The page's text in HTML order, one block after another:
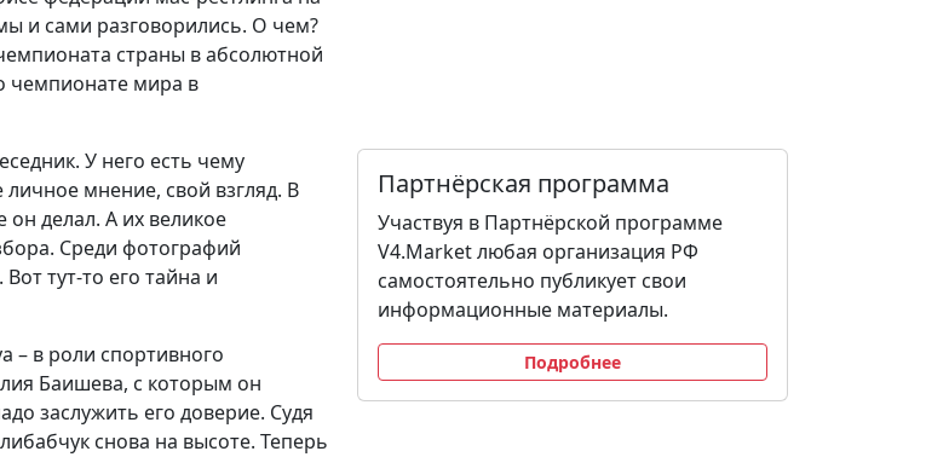
и сами разговорились. О чем?
страны в абсолютной
чемпионате мира в
У него есть чему
мнение, свой взгляд. В
он делал. А их великое
Среди фотографий
тут-то его тайна и
– в роли спортивного
Баишева, с которым он
заслужить его доверие. Судя
снова на высоте. Теперь
Партнёрская программа
Участвуя в Партнёрской программе
V4.Market любая организация РФ
самостоятельно публикует свои
информационные материалы.
Подробнее